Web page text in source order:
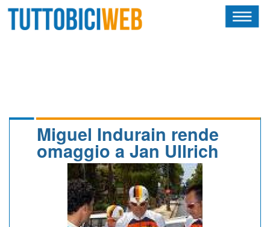
CALENDARIO
Miguel Indurain rende
omaggio a Jan Ullrich